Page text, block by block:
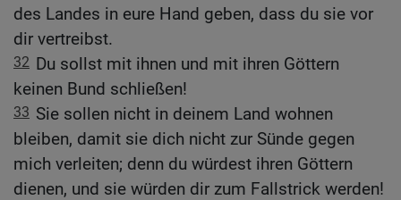
des Landes in eure Hand geben, dass du sie vor
dir vertreibst.
32 Du sollst mit ihnen und mit ihren Göttern
keinen Bund schließen!
33 Sie sollen nicht in deinem Land wohnen
bleiben, damit sie dich nicht zur Sünde gegen
mich verleiten; denn du würdest ihren Göttern
dienen, und sie würden dir zum Fallstrick werden!